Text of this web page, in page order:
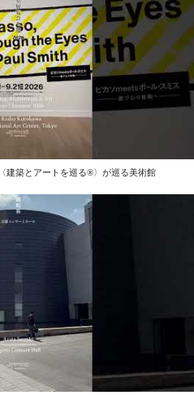
建築とアートを巡る®︎〉が巡る美術館